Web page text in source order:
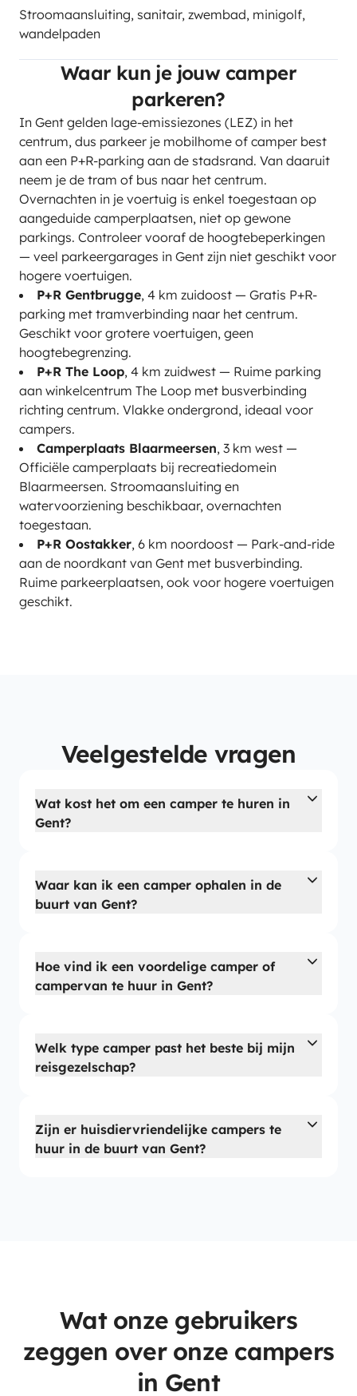
Stroomaansluiting, sanitair, zwembad, minigolf,
wandelpaden
Waar kun je jouw camper
parkeren?
In Gent gelden lage-emissiezones (LEZ) in het
centrum, dus parkeer je mobilhome of camper best
aan een P+R-parking aan de stadsrand. Van daaruit
neem je de tram of bus naar het centrum.
Overnachten in je voertuig is enkel toegestaan op
aangeduide camperplaatsen, niet op gewone
parkings. Controleer vooraf de hoogtebeperkingen
— veel parkeergarages in Gent zijn niet geschikt voor
hogere voertuigen.
P+R Gentbrugge, 4 km zuidoost — Gratis P+R-
parking met tramverbinding naar het centrum.
Geschikt voor grotere voertuigen, geen
hoogtebegrenzing.
P+R The Loop, 4 km zuidwest — Ruime parking
aan winkelcentrum The Loop met busverbinding
richting centrum. Vlakke ondergrond, ideaal voor
campers.
Camperplaats Blaarmeersen, 3 km west —
Officiële camperplaats bij recreatiedomein
Blaarmeersen. Stroomaansluiting en
watervoorziening beschikbaar, overnachten
toegestaan.
P+R Oostakker, 6 km noordoost — Park-and-ride
aan de noordkant van Gent met busverbinding.
Ruime parkeerplaatsen, ook voor hogere voertuigen
geschikt.
Veelgestelde vragen
Wat kost het om een camper te huren in
Gent?
Waar kan ik een camper ophalen in de
buurt van Gent?
Hoe vind ik een voordelige camper of
campervan te huur in Gent?
Welk type camper past het beste bij mijn
reisgezelschap?
Zijn er huisdiervriendelijke campers te
huur in de buurt van Gent?
Wat onze gebruikers
zeggen over onze campers
in Gent